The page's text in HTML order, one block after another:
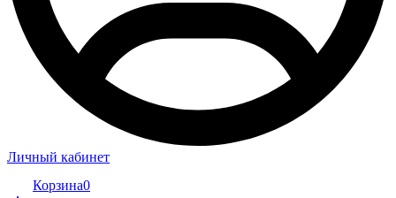
Личный кабинет
Корзина0